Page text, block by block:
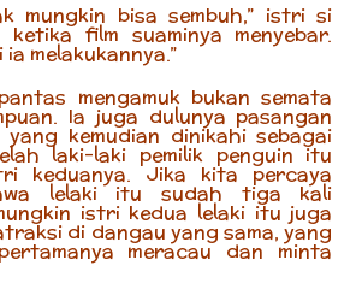
mungkin bisa sembuh,” istri si
ketika film suaminya menyebar.
melakukannya.”
mengamuk bukan semata
Ia juga dulunya pasangan
kemudian dinikahi sebagai
laki-laki pemilik penguin itu
keduanya. Jika kita percaya
lelaki itu sudah tiga kali
istri kedua lelaki itu juga
di dangau yang sama, yang
meracau dan minta